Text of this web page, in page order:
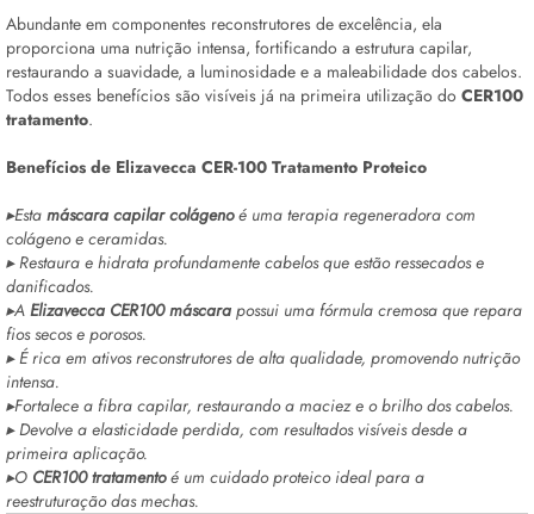
Abundante em componentes reconstrutores de excelência, ela
proporciona uma nutrição intensa, fortificando a estrutura capilar,
restaurando a suavidade, a luminosidade e a maleabilidade dos cabelos.
Todos esses benefícios são visíveis já na primeira utilização do CER100
tratamento.
Benefícios de Elizavecca CER-100 Tratamento Proteico
▸Esta máscara capilar colágenoé uma terapia regeneradora com
colágeno e ceramidas.
▸ Restaura e hidrata profundamente cabelos que estão ressecados e
danificados.
▸A Elizavecca CER100 máscara possui uma fórmula cremosa que repara
fios secos e porosos.
▸ É rica em ativos reconstrutores de alta qualidade, promovendo nutrição
intensa.
▸Fortalece a fibra capilar, restaurando a maciez e o brilho dos cabelos.
▸ Devolve a elasticidade perdida, com resultados visíveis desde a
primeira aplicação.
▸O CER100 tratamentoé um cuidado proteico ideal para a
reestruturação das mechas.